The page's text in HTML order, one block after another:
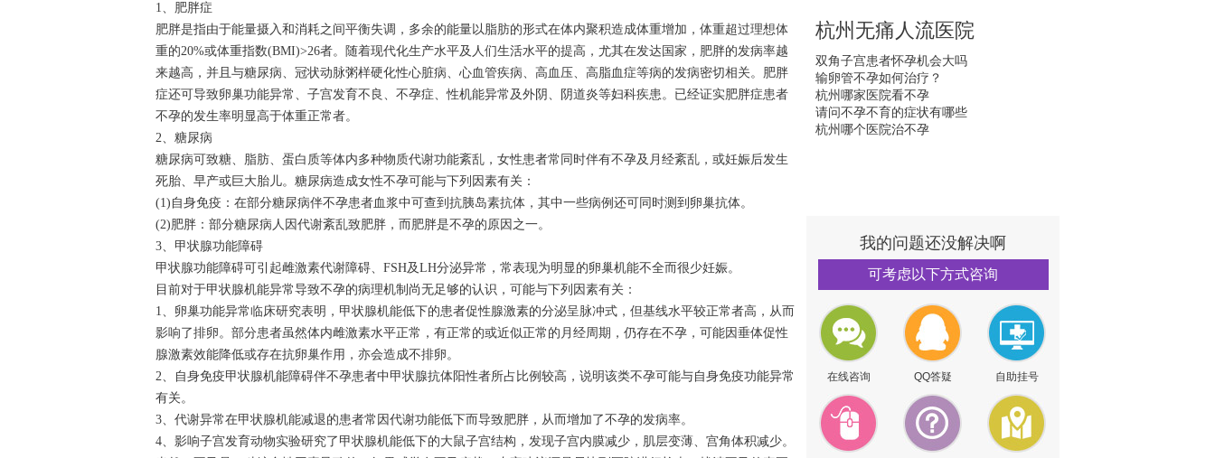
1、肥胖症
肥胖是指由于能量摄入和消耗之间平衡失调，多余的能量以脂肪的形式在体内聚积造成体重增加，体重超过理想体
重的20%或体重指数(BMI)>26者。随着现代化生产水平及人们生活水平的提高，尤其在发达国家，肥胖的发病率越
来越高，并且与糖尿病、冠状动脉粥样硬化性心脏病、心血管疾病、高血压、高脂血症等病的发病密切相关。肥胖
症还可导致卵巢功能异常、子宫发育不良、不孕症、性机能异常及外阴、阴道炎等妇科疾患。已经证实肥胖症患者
不孕的发生率明显高于体重正常者。
2、糖尿病
糖尿病可致糖、脂肪、蛋白质等体内多种物质代谢功能紊乱，女性患者常同时伴有不孕及月经紊乱，或妊娠后发生
死胎、早产或巨大胎儿。糖尿病造成女性不孕可能与下列因素有关：
(1)自身免疫：在部分糖尿病伴不孕患者血浆中可查到抗胰岛素抗体，其中一些病例还可同时测到卵巢抗体。
(2)肥胖：部分糖尿病人因代谢紊乱致肥胖，而肥胖是不孕的原因之一。
3、甲状腺功能障碍
甲状腺功能障碍可引起雌激素代谢障碍、FSH及LH分泌异常，常表现为明显的卵巢机能不全而很少妊娠。
目前对于甲状腺机能异常导致不孕的病理机制尚无足够的认识，可能与下列因素有关：
1、卵巢功能异常临床研究表明，甲状腺机能低下的患者促性腺激素的分泌呈脉冲式，但基线水平较正常者高，从而
影响了排卵。部分患者虽然体内雌激素水平正常，有正常的或近似正常的月经周期，仍存在不孕，可能因垂体促性
腺激素效能降低或存在抗卵巢作用，亦会造成不排卵。
2、自身免疫甲状腺机能障碍伴不孕患者中甲状腺抗体阳性者所占比例较高，说明该类不孕可能与自身免疫功能异常
有关。
3、代谢异常在甲状腺机能减退的患者常因代谢功能低下而导致肥胖，从而增加了不孕的发病率。
4、影响子宫发育动物实验研究了甲状腺机能低下的大鼠子宫结构，发现子宫内膜减少，肌层变薄、宫角体积减少。
杭州无痛人流医院
双角子宫患者怀孕机会大吗
输卵管不孕如何治疗？
杭州哪家医院看不孕
请问不孕不育的症状有哪些
杭州哪个医院治不孕
我的问题还没解决啊
可考虑以下方式咨询
在线咨询 QQ答疑 自助挂号